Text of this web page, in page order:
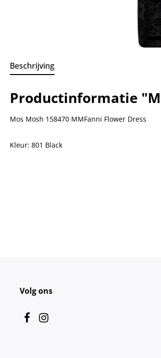
Beschrijving
Productinformatie
Mos Mosh 158470 MMFanni Flower Dress
Kleur: 801 Black
Volg ons